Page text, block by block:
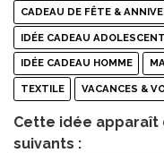
CADEAU DE FÊTE &
IDÉE CADEAU
IDÉE CADEAU HOMME
TEXTILE VACANCES &
Cette idée apparaît
suivants :